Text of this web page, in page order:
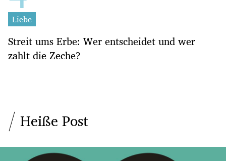
Liebe
Streit ums Erbe: Wer entscheidet und wer
zahlt die Zeche?
Heiße Post